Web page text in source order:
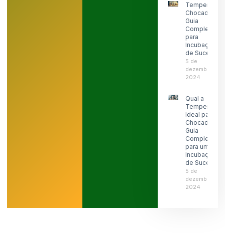
Temperatura
Chocadeira:
Guia
Completo
para
Incubação
de Sucesso
5 de
dezembro de
2024
Qual a
Temperatura
Ideal para
Chocadeira:
Guia
Completo
para uma
Incubação
de Sucesso
5 de
dezembro de
2024